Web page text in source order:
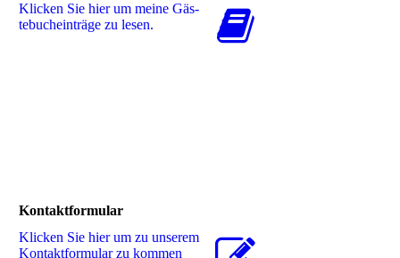
Klicken Sie hier um meine Gäs­
te­buch­ein­trä­ge zu lesen.
Kontaktformular
Klicken Sie hier um zu unserem
Kon­takt­for­mu­lar zu kommen